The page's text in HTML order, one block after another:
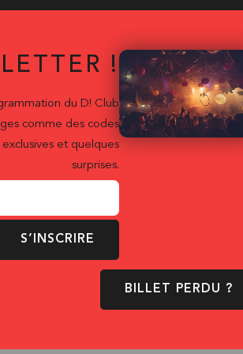
!
du D! Club
comme des codes
et quelques
surprises.
S’INSCRIRE
BILLET PERDU ?